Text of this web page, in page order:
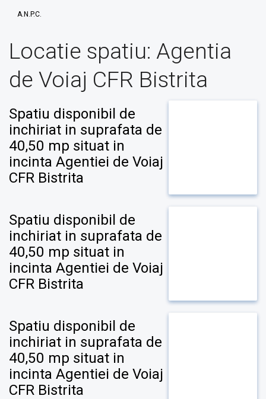
A.N.P.C.
Locatie spatiu: Agentia
de Voiaj CFR Bistrita
Spatiu disponibil de
inchiriat in suprafata de
40,50 mp situat in
incinta Agentiei de Voiaj
CFR Bistrita
Spatiu disponibil de
inchiriat in suprafata de
40,50 mp situat in
incinta Agentiei de Voiaj
CFR Bistrita
Spatiu disponibil de
inchiriat in suprafata de
40,50 mp situat in
incinta Agentiei de Voiaj
CFR Bistrita